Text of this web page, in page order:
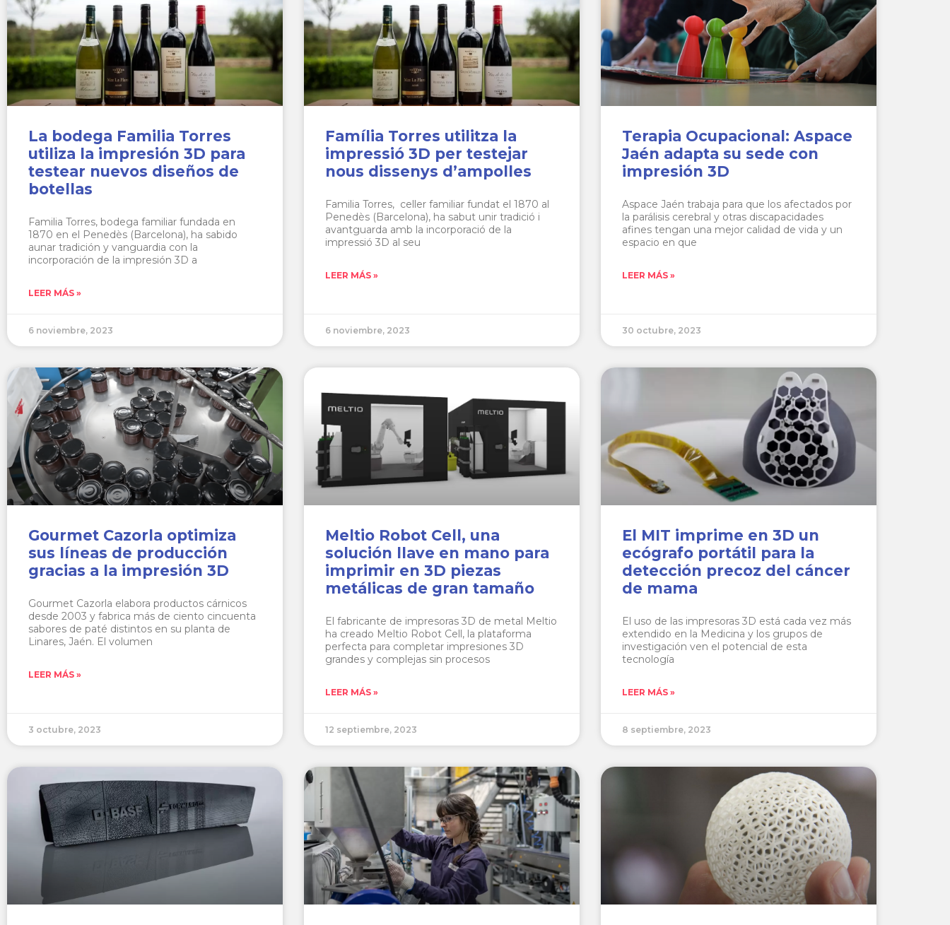
La bodega Familia Torres
utiliza la impresión 3D para
testear nuevos diseños de
botellas
Familia Torres, bodega familiar fundada en
1870 en el Penedès (Barcelona), ha sabido
aunar tradición y vanguardia con la
incorporación de la impresión 3D a
LEER MÁS »
6 noviembre, 2023
Família Torres utilitza la
impressió 3D per testejar
nous dissenys d’ampolles
Familia Torres, celler familiar fundat el 1870 al
Penedès (Barcelona), ha sabut unir tradició i
avantguarda amb la incorporació de la
impressió 3D al seu
LEER MÁS »
6 noviembre, 2023
Terapia Ocupacional: Aspace
Jaén adapta su sede con
impresión 3D
Aspace Jaén trabaja para que los afectados por
la parálisis cerebral y otras discapacidades
afines tengan una mejor calidad de vida y un
espacio en que
LEER MÁS »
30 octubre, 2023
Gourmet Cazorla optimiza
sus líneas de producción
gracias a la impresión 3D
Gourmet Cazorla elabora productos cárnicos
desde 2003 y fabrica más de ciento cincuenta
sabores de paté distintos en su planta de
Linares, Jaén. El volumen
LEER MÁS »
3 octubre, 2023
Meltio Robot Cell, una
solución llave en mano para
imprimir en 3D piezas
metálicas de gran tamaño
El fabricante de impresoras 3D de metal Meltio
ha creado Meltio Robot Cell, la plataforma
perfecta para completar impresiones 3D
grandes y complejas sin procesos
LEER MÁS »
12 septiembre, 2023
El MIT imprime en 3D un
ecógrafo portátil para la
detección precoz del cáncer
de mama
El uso de las impresoras 3D está cada vez más
extendido en la Medicina y los grupos de
investigación ven el potencial de esta
tecnología
LEER MÁS »
8 septiembre, 2023